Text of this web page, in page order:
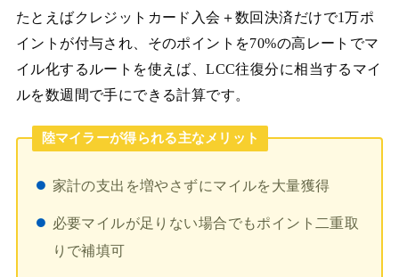
たとえばクレジットカード入会＋数回決済だけで1万ポ
イントが付与され、そのポイントを70%の高レートでマ
イル化するルートを使えば、LCC往復分に相当するマイ
ルを数週間で手にできる計算です。
陸マイラーが得られる主なメリット
家計の支出を増やさずにマイルを大量獲得
必要マイルが足りない場合でもポイント二重取
りで補填可